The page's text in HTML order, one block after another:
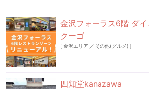
金沢フォーラス6階 ダイ
クーゴ
[金沢エリア ／ その他(グルメ) ]
四知堂kanazawa